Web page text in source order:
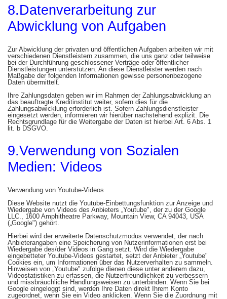
8.Datenverarbeitung zur
Abwicklung von Aufgaben
Zur Abwicklung der privaten und öffentlichen Aufgaben arbeiten wir mit
verschiedenen Dienstleistern zusammen, die uns ganz oder teilweise
bei der Durchführung geschlossener Verträge oder öffentlicher
Dienstleistungen unterstützen. An diese Dienstleister werden nach
Maßgabe der folgenden Informationen gewisse personenbezogene
Daten übermittelt.
Ihre Zahlungsdaten geben wir im Rahmen der Zahlungsabwicklung an
das beauftragte Kreditinstitut weiter, sofern dies für die
Zahlungsabwicklung erforderlich ist. Sofern Zahlungsdienstleister
eingesetzt werden, informieren wir hierüber nachstehend explizit. Die
Rechtsgrundlage für die Weitergabe der Daten ist hierbei Art. 6 Abs. 1
lit. b DSGVO.
9.Verwendung von Sozialen
Medien: Videos
Verwendung von Youtube-Videos
Diese Website nutzt die Youtube-Einbettungsfunktion zur Anzeige und
Wiedergabe von Videos des Anbieters „Youtube", der zu der Google
LLC., 1600 Amphitheatre Parkway, Mountain View, CA 94043, USA
(„Google") gehört.
Hierbei wird der erweiterte Datenschutzmodus verwendet, der nach
Anbieterangaben eine Speicherung von Nutzerinformationen erst bei
Wiedergabe des/der Videos in Gang setzt. Wird die Wiedergabe
eingebetteter Youtube-Videos gestartet, setzt der Anbieter „Youtube"
Cookies ein, um Informationen über das Nutzerverhalten zu sammeln.
Hinweisen von „Youtube" zufolge dienen diese unter anderem dazu,
Videostatistiken zu erfassen, die Nutzerfreundlichkeit zu verbessern
und missbräuchliche Handlungsweisen zu unterbinden. Wenn Sie bei
Google eingeloggt sind, werden Ihre Daten direkt Ihrem Konto
zugeordnet, wenn Sie ein Video anklicken. Wenn Sie die Zuordnung mit